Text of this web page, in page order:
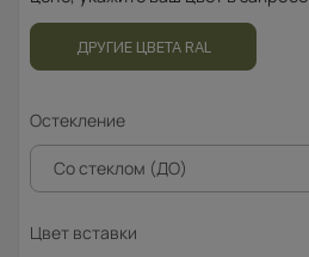
ДРУГИЕ ЦВЕТА RAL
Остекление
Со стеклом (ДО)
Цвет вставки